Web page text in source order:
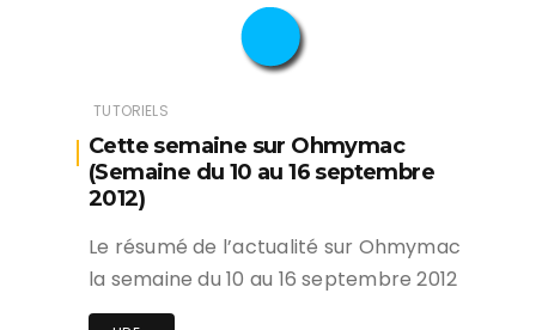
TUTORIELS
Cette semaine sur Ohmymac
(Semaine du 10 au 16 septembre
2012)
Le résumé de l’actualité sur Ohmymac
la semaine du 10 au 16 septembre 2012